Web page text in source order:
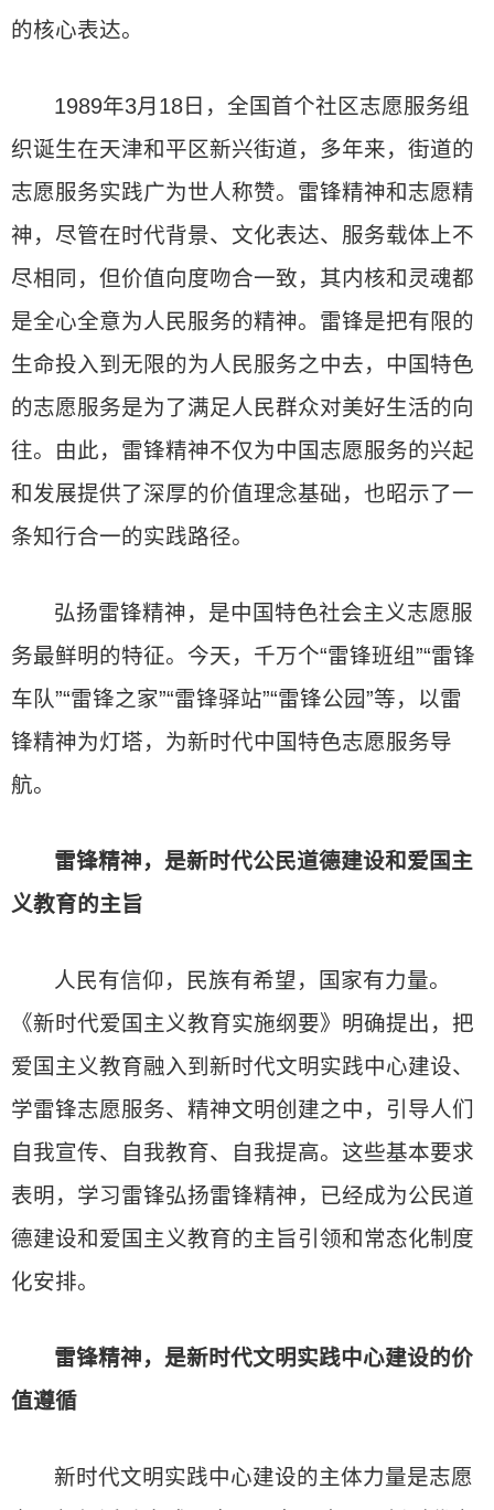
的核心表达。
1989年3月18日，全国首个社区志愿服务组
织诞生在天津和平区新兴街道，多年来，街道的
志愿服务实践广为世人称赞。雷锋精神和志愿精
神，尽管在时代背景、文化表达、服务载体上不
尽相同，但价值向度吻合一致，其内核和灵魂都
是全心全意为人民服务的精神。雷锋是把有限的
生命投入到无限的为人民服务之中去，中国特色
的志愿服务是为了满足人民群众对美好生活的向
往。由此，雷锋精神不仅为中国志愿服务的兴起
和发展提供了深厚的价值理念基础，也昭示了一
条知行合一的实践路径。
弘扬雷锋精神，是中国特色社会主义志愿服
务最鲜明的特征。今天，千万个“雷锋班组”“雷锋
车队”“雷锋之家”“雷锋驿站”“雷锋公园”等，以雷
锋精神为灯塔，为新时代中国特色志愿服务导
航。
雷锋精神，是新时代公民道德建设和爱国主
义教育的主旨
人民有信仰，民族有希望，国家有力量。
《新时代爱国主义教育实施纲要》明确提出，把
爱国主义教育融入到新时代文明实践中心建设、
学雷锋志愿服务、精神文明创建之中，引导人们
自我宣传、自我教育、自我提高。这些基本要求
表明，学习雷锋弘扬雷锋精神，已经成为公民道
德建设和爱国主义教育的主旨引领和常态化制度
化安排。
雷锋精神，是新时代文明实践中心建设的价
值遵循
新时代文明实践中心建设的主体力量是志愿